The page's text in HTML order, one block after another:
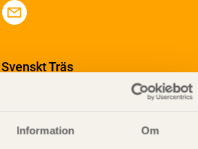
Information Om
Träs